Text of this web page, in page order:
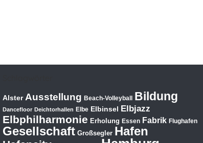
Alster Ausstellung Beach-Volleyball Bildung
Dancefloor Deichtorhallen Elbe Elbinsel Elbjazz
Elbphilharmonie Erholung Essen Fabrik Flughafen
Gesellschaft Großsegler Hafen